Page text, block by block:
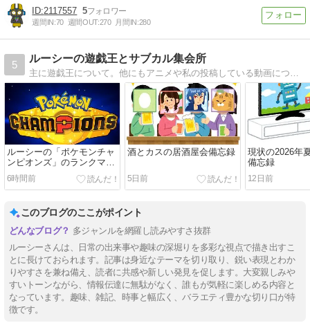
2117557 5
週間IN:70 週間OUT:270 月間IN:280
5
ルーシーの遊戯王とサブカル集会所
主に遊戯王について。他にもアニメや私の投稿している動画についても書きます。
ルーシーの「ポケモンチャ
ンピオンズ」のランクマ備
忘録～シーズンM-4(レギュ
レーションM-B)～
6時間前
酒とカスの居酒屋会備忘録
5日前
現状の2026年
備忘録
12日前
このブログのここがポイント
多ジャンルを網羅し読みやすさ抜群
ルーシーさんは、日常の出来事や趣味の深堀りを多彩な視点で描き出すこ
とに長けておられます。記事は身近なテーマを切り取り、鋭い表現とわか
りやすさを兼ね備え、読者に共感や新しい発見を促します。大変親しみや
すいトーンながら、情報伝達に無駄がなく、誰もが気軽に楽しめる内容と
なっています。趣味、雑記、時事と幅広く、バラエティ豊かな切り口が特
徴です。